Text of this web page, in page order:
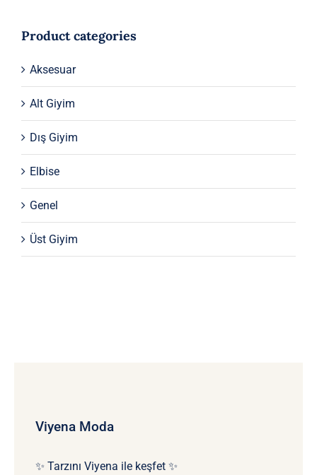
Product categories
Aksesuar
Alt Giyim
Dış Giyim
Elbise
Genel
Üst Giyim
Viyena Moda
✨ Tarzını Viyena ile keşfet ✨